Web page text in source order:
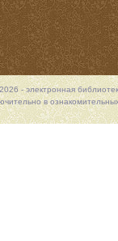
- электронная
в